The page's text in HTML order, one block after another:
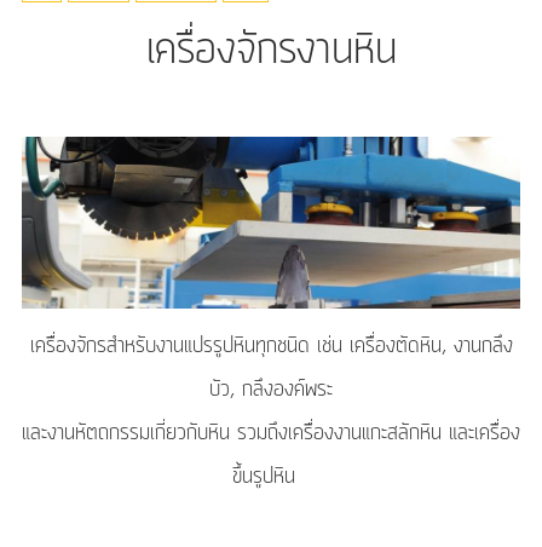
เครื่องจักรงานหิน
เครื่องจักรสำหรับงานแปรรูปหินทุกชนิด เช่น เครื่องตัดหิน, งานกลึง
บัว, กลึงองค์พระ
และงานหัตถกรรมเกี่ยวกับหิน รวมถึงเครื่องงานแกะสลักหิน และเครื่อง
ขึ้นรูปหิน